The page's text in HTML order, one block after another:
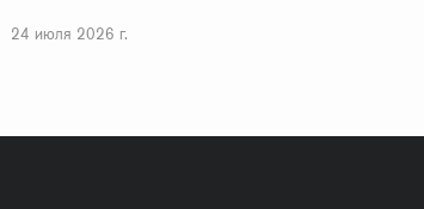
24 июля 2026 г.